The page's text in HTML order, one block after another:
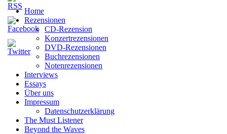
Home
Rezensionen
CD-Rezension
Konzertrezensionen
DVD-Rezensionen
Buchrezensionen
Notenrezensionen
Interviews
Essays
Über uns
Impressum
Datenschutzerklärung
The Must Listener
Beyond the Waves